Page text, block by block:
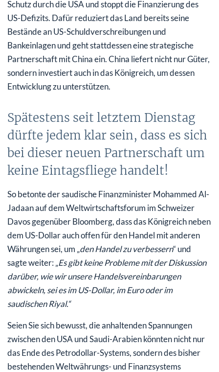
Schutz durch die USA und stoppt die Finanzierung des
US-Defizits. Dafür reduziert das Land bereits seine
Bestände an US-Schuldverschreibungen und
Bankeinlagen und geht stattdessen eine strategische
Partnerschaft mit China ein. China liefert nicht nur Güter,
sondern investiert auch in das Königreich, um dessen
Entwicklung zu unterstützen.
Spätestens seit letztem Dienstag
dürfte jedem klar sein, dass es sich
bei dieser neuen Partnerschaft um
keine Eintagsfliege handelt!
So betonte der saudische Finanzminister Mohammed Al-
Jadaan auf dem Weltwirtschaftsforum im Schweizer
Davos gegenüber Bloomberg, dass das Königreich neben
dem US-Dollar auch offen für den Handel mit anderen
Währungen sei, um „den Handel zu verbessern“ und
sagte weiter: „Es gibt keine Probleme mit der Diskussion
darüber, wie wir unsere Handelsvereinbarungen
abwickeln, sei es im US-Dollar, im Euro oder im
saudischen Riyal.“
Seien Sie sich bewusst, die anhaltenden Spannungen
zwischen den USA und Saudi-Arabien könnten nicht nur
das Ende des Petrodollar-Systems, sondern des bisher
bestehenden Weltwährungs- und Finanzsystems